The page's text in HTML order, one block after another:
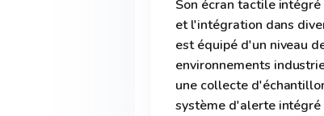
Son écran tactile
et l'intégration dans
est équipé d'un niveau
environnements
une collecte
système d'alerte